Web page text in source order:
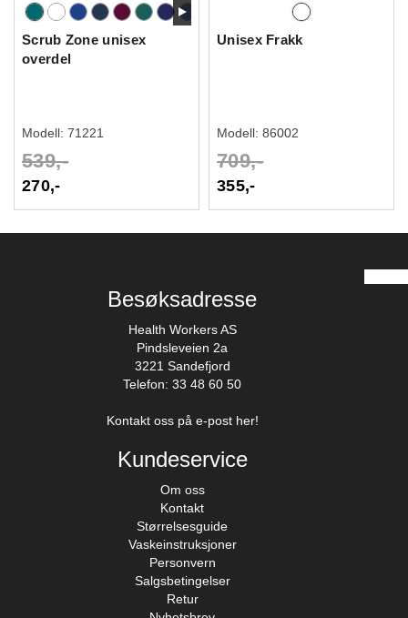
Scrub Zone unisex
overdel
Modell: 71221
539,-
270,-
Unisex Frakk
Modell: 86002
709,-
355,-
Besøksadresse
Health Workers AS
Pindsleveien 2a
3221 Sandefjord
Telefon: 33 48 60 50
Kontakt oss på e-post her!
Kundeservice
Om oss
Kontakt
Størrelsesguide
Vaskeinstruksjoner
Personvern
Salgsbetingelser
Retur